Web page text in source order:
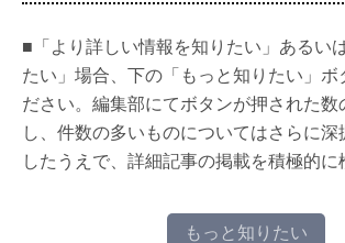
■「より詳しい情報を知りたい」あるい
たい」場合、下の「もっと知りたい」ボ
ださい。編集部にてボタンが押された数
し、件数の多いものについてはさらに
したうえで、詳細記事の掲載を積極的に
もっと知りたい